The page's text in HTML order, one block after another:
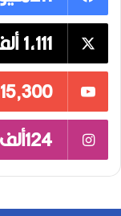
1,111 ألف
15٬300
124ألف